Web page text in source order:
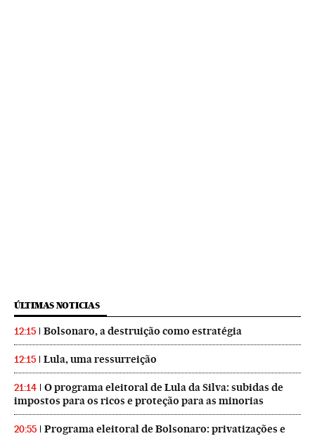
ÚLTIMAS NOTICIAS
12:15 Bolsonaro, a destruição como estratégia
12:15 Lula, uma ressurreição
21:14
O programa eleitoral de Lula da Silva: subidas de
impostos para os ricos e proteção para as minorias
20:55
Programa eleitoral de Bolsonaro: privatizações e